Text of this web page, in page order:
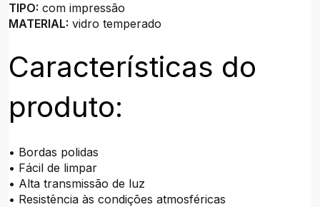
TIPO: com impressão
MATERIAL: vidro temperado
Características do
produto:
• Bordas polidas
• Fácil de limpar
• Alta transmissão de luz
• Resistência às condições atmosféricas